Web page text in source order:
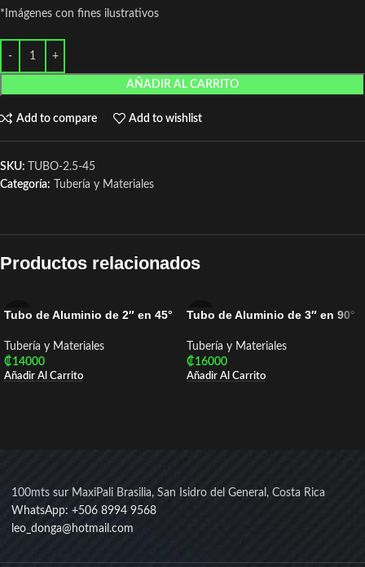
*Imágenes con fines ilustrativos
AÑADIR AL CARRITO
Add to compare Add to wishlist
SKU:
TUBO-2.5-45
Categoría:
Tubería y Materiales
Productos relacionados
Tubo de Aluminio de 2″ en 45°
Tubería y Materiales
₡14000
Añadir Al Carrito
Tubo de Aluminio de 3″ en 90°
Tubería y Materiales
₡16000
Añadir Al Carrito
100mts sur MaxiPali Brasilia, San Isidro del General, Costa Rica
WhatsApp: +506 8994 9568
leo_donga@hotmail.com